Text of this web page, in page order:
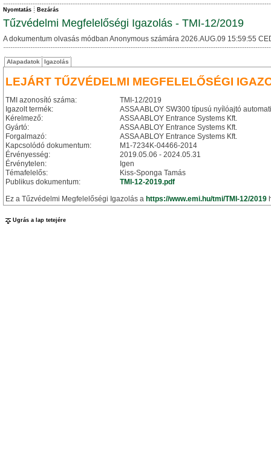
Nyomtatás Bezárás
Tűzvédelmi Megfelelőségi Igazolás - TMI-12/2019
A dokumentum olvasás módban Anonymous számára 2026.AUG.09 15:59:55
Alapadatok Igazolás
LEJÁRT TŰZVÉDELMI MEGFELELŐSÉGI
TMI azonosító száma:
TMI-12/2019
Igazolt termék:
ASSA ABLOY SW300 típusú nyílóajtó
Kérelmező:
ASSA ABLOY Entrance Systems Kft.
Gyártó:
ASSA ABLOY Entrance Systems Kft.
Forgalmazó:
ASSA ABLOY Entrance Systems Kft.
Kapcsolódó dokumentum:
M1-7234K-04466-2014
Érvényesség:
2019.05.06 - 2024.05.31
Érvénytelen:
Igen
Témafelelős:
Kiss-Sponga Tamás
Publikus dokumentum:
TMI-12-2019.pdf
Ez a Tűzvédelmi Megfelelőségi Igazolás a https://www.emi.hu/tmi/TMI-12/2019
Ugrás a lap tetejére